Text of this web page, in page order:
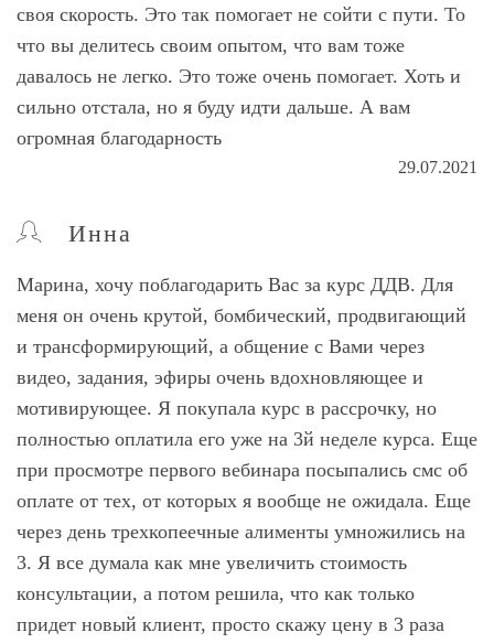
своя скорость. Это так помогает не сойти с пути. То
что вы делитесь своим опытом, что вам тоже
давалось не легко. Это тоже очень помогает. Хоть и
сильно отстала, но я буду идти дальше. А вам
огромная благодарность
29.07.2021
Инна
Марина, хочу поблагодарить Вас за курс ДДВ. Для
меня он очень крутой, бомбический, продвигающий
и трансформирующий, а общение с Вами через
видео, задания, эфиры очень вдохновляющее и
мотивирующее. Я покупала курс в рассрочку, но
полностью оплатила его уже на 3й неделе курса. Еще
при просмотре первого вебинара посыпались смс об
оплате от тех, от которых я вообще не ожидала. Еще
через день трехкопеечные алименты умножились на
3. Я все думала как мне увеличить стоимость
консультации, а потом решила, что как только
придет новый клиент, просто скажу цену в 3 раза